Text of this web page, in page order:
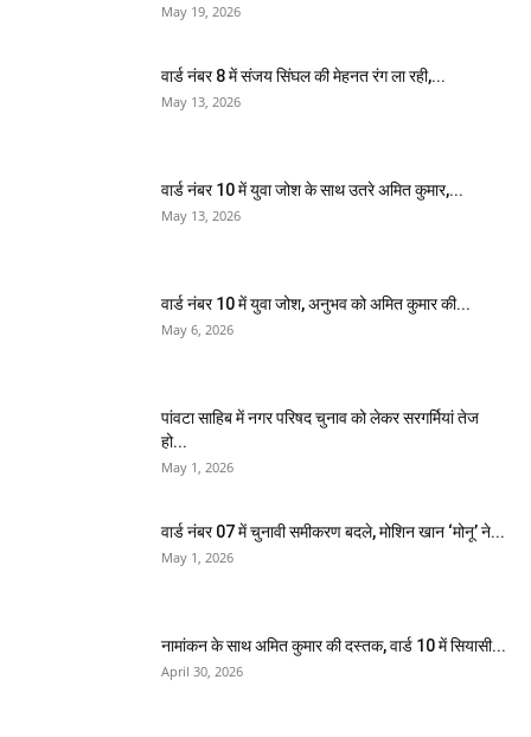
May 19, 2026
वार्ड नंबर 8 में संजय सिंघल की मेहनत रंग ला रही,...
May 13, 2026
वार्ड नंबर 10 में युवा जोश के साथ उतरे अमित कुमार,...
May 13, 2026
वार्ड नंबर 10 में युवा जोश, अनुभव को अमित कुमार की...
May 6, 2026
पांवटा साहिब में नगर परिषद चुनाव को लेकर सरगर्मियां तेज
हो...
May 1, 2026
वार्ड नंबर 07 में चुनावी समीकरण बदले, मोशिन खान ‘मोनू’ ने...
May 1, 2026
नामांकन के साथ अमित कुमार की दस्तक, वार्ड 10 में सियासी...
April 30, 2026